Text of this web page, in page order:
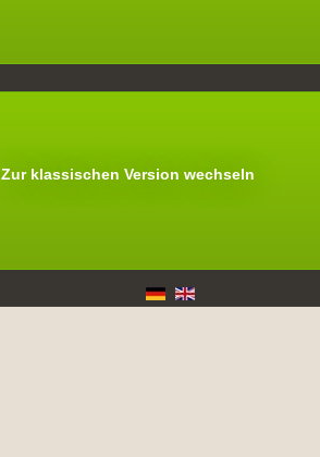
Zur klassischen Version wechseln